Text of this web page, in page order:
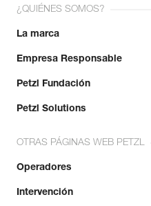
¿QUIÉNES SOMOS?
La marca
Empresa Responsable
Petzl Fundación
Petzl Solutions
OTRAS PÁGINAS WEB PETZL
Operadores
Intervención